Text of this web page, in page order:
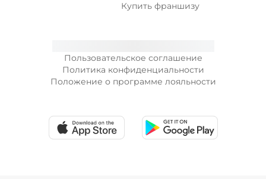
Пользовательское соглашение
Политика конфиденциальности
Положение о программе лояльности
Купить франшизу